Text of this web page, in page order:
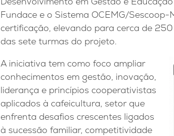
Fundace e o Sistema OCEMG/
certificação, elevando para cerca de
das sete turmas do projeto.
A iniciativa tem como foco ampliar
conhecimentos em gestão, inovação,
liderança e princípios cooperativistas
aplicados à cafeicultura, setor que
enfrenta desafios crescentes ligados
à sucessão familiar, competitividade